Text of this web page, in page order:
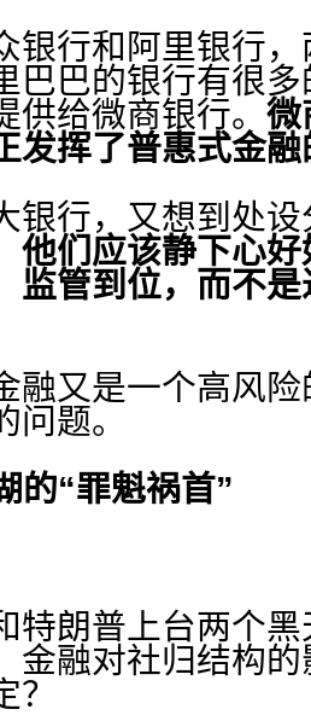
行和阿里银行，
巴巴的银行有很
给微商银行。 微
挥了普惠式金融
行，又想到处设
他们应该静下心
监管到位，而不
融又是一个高风
题。
的“罪魁祸首”
朗普上台两个黑
金融对社归结构